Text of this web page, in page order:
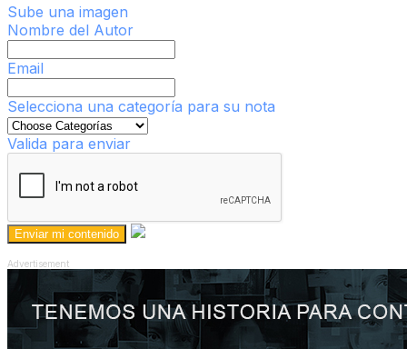
Sube una imagen
Nombre del Autor
Email
Selecciona una categoría para su nota
Valida para enviar
Advertisement